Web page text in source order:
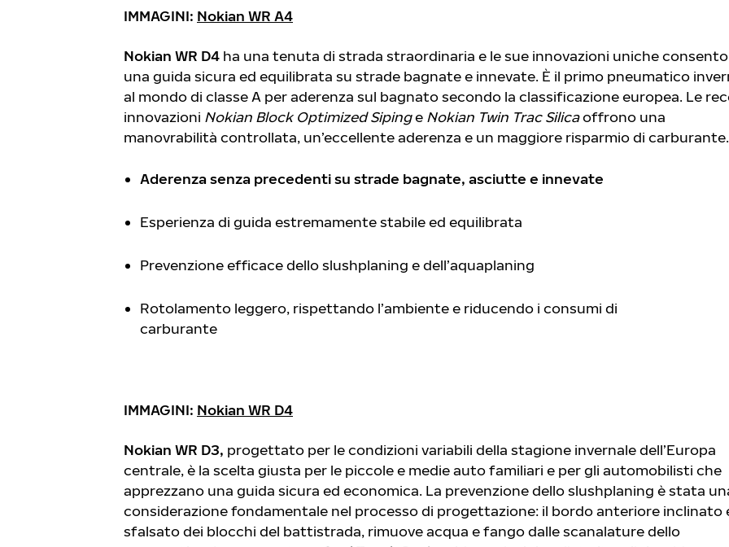
IMMAGINI: Nokian WR A4
Nokian WR D4 ha una tenuta di strada straordinaria e le sue innovazioni uniche
una guida sicura ed equilibrata su strade bagnate e innevate. È il primo pneumatico
al mondo di classe A per aderenza sul bagnato secondo la classificazione europea. Le
innovazioni Nokian Block Optimized Sipinge Nokian Twin Trac Silicaoffrono una
manovrabilità controllata, un’eccellente aderenza e un maggiore risparmio di carburante.
Aderenza senza precedenti su strade bagnate, asciutte e innevate
Esperienza di guida estremamente stabile ed equilibrata
Prevenzione efficace dello slushplaning e dell’aquaplaning
Rotolamento leggero, rispettando l’ambiente e riducendo i consumi di
carburante
IMMAGINI: Nokian WR D4
Nokian WR D3, progettato per le condizioni variabili della stagione invernale dell’Europa
centrale, è la scelta giusta per le piccole e medie auto familiari e per gli automobilisti che
apprezzano una guida sicura ed economica. La prevenzione dello slushplaning è stata
considerazione fondamentale nel processo di progettazione: il bordo anteriore inclinato
sfalsato dei blocchi del battistrada, rimuove acqua e fango dalle scanalature dello